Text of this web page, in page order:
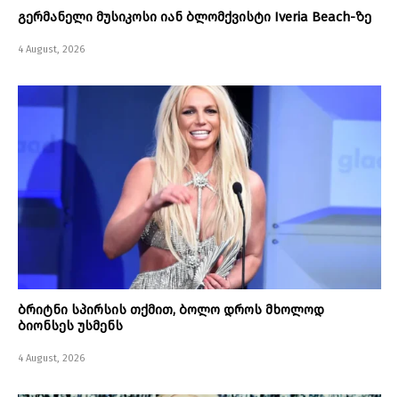
გერმანელი მუსიკოსი იან ბლომქვისტი Iveria Beach-ზე
4 August, 2026
ბრიტნი სპირსის თქმით, ბოლო დროს მხოლოდ
ბიონსეს უსმენს
4 August, 2026